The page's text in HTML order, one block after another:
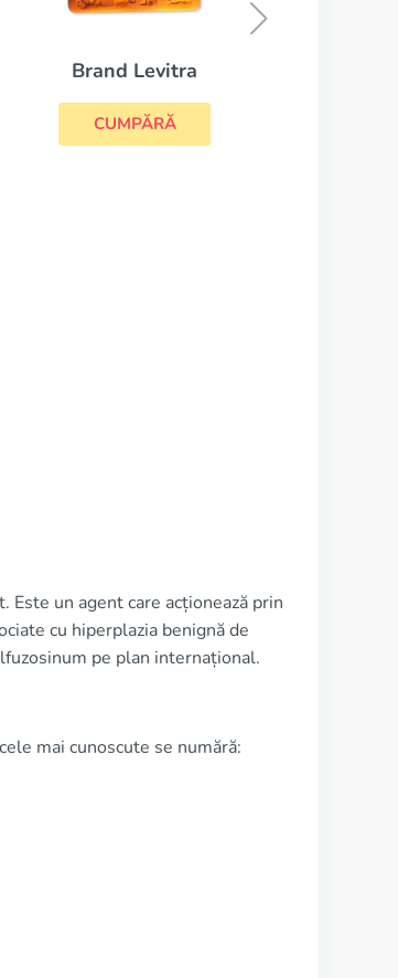
un agent care acționează prin
cu hiperplazia benignă de
pe plan internațional.
mai cunoscute se numără: